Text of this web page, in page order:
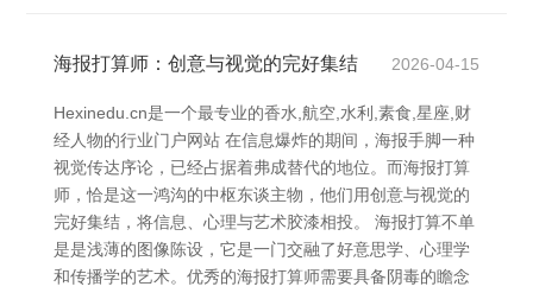
海报打算师：创意与视觉的完好集结 2026-04-15
Hexinedu.cn是一个最专业的香水,航空,水利,素食,星座,财
经人物的行业门户网站 在信息爆炸的期间，海报手脚一种
视觉传达序论，已经占据着弗成替代的地位。而海报打算
师，恰是这一鸿沟的中枢东谈主物，他们用创意与视觉的
完好集结，将信息、心理与艺术胶漆相投。 海报打算不单
是是浅薄的图像陈设，它是一门交融了好意思学、心理学
和传播学的艺术。优秀的海报打算师需要具备阴毒的瞻念